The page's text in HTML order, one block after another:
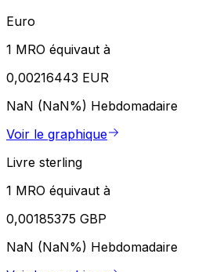
Euro
1 MRO équivaut à
0,00216443 EUR
NaN (NaN%) Hebdomadaire
Voir le graphique
Livre sterling
1 MRO équivaut à
0,00185375 GBP
NaN (NaN%) Hebdomadaire